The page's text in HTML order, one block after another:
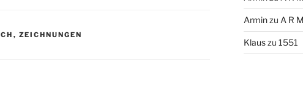
, ZEICHNUNGEN
Arminzu A R
Klauszu 1551